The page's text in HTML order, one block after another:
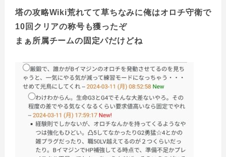
塔の攻略Wiki荒れてて草ちなみに俺はオロチ守衛で
10回クリアの称号も獲ったぞ
まぁ所属チームの固定パだけどね